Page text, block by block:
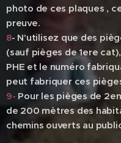
photo de ces plaques ,
preuve.
8- N'utilisez que des
(sauf pièges de 1ere
PHE et le numéro
peut fabriquer ces
9- Pour les pièges de
de 200 mètres des
chemins ouverts au